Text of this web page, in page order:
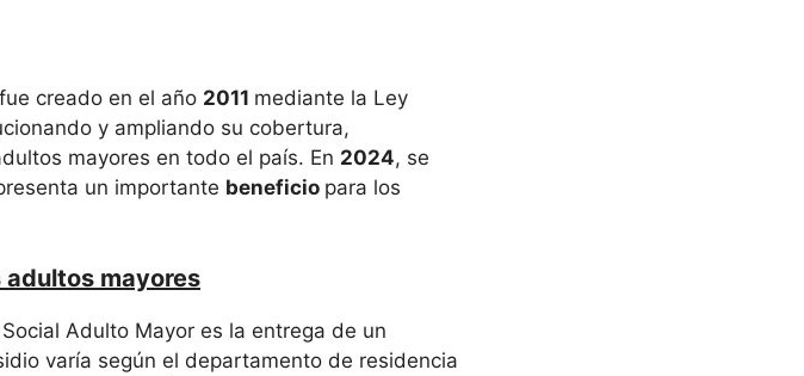
fue creado en el año 2011 mediante la Ley
y ampliando su cobertura,
mayores en todo el país. En 2024, se
un importante beneficio para los
adultos mayores
Adulto Mayor es la entrega de un
varía según el departamento de residencia